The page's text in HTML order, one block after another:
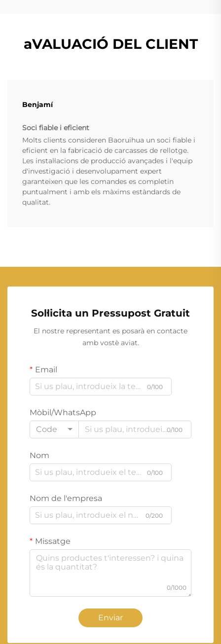
aVALUACIÓ DEL CLIENT
Benjamí
Soci fiable i eficient
Molts clients consideren Baoruihua un soci fiable i
eficient en la fabricació de carcasses de rellotge.
Les instal·lacions de producció avançades i l'equip
d'investigació i desenvolupament expert
garanteixen que les comandes es completin
puntualment i amb els màxims estàndards de
qualitat.
Sol·licita un Pressupost Gratuit
El nostre representant es posarà en contacte
amb vostè aviat.
Email
0/100
Mòbil/WhatsApp
Code
0/100
Nom
0/100
Nom de l'empresa
0/200
Missatge
0/1000
Enviar